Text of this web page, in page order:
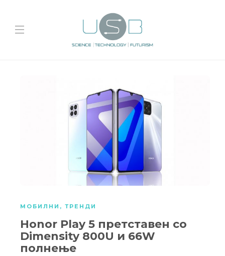
МОБИЛНИ , ТРЕНДИ
Honor Play 5 претставен со
Dimensity 800U и 66W
полнење